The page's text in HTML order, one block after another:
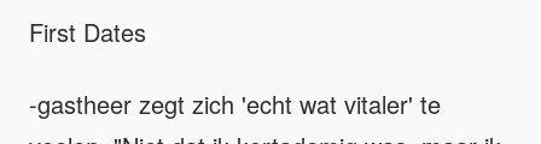
First Dates
-gastheer zegt zich 'echt wat vitaler' te